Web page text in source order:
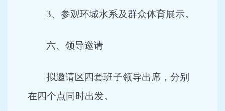
3、参观环城水系及群众体育展示。
六、领导邀请
拟邀请区四套班子领导出席，分别
在四个点同时出发。